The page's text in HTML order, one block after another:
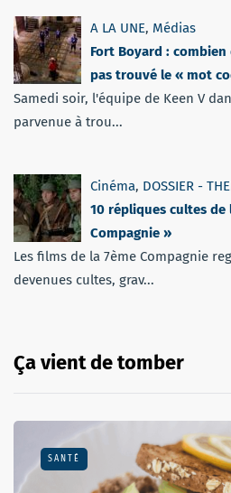
A LA UNE, Médias
Fort Boyard :
pas trouvé le « mot
Samedi soir, l'équipe de Keen V
parvenue à trou...
Cinéma, DOSSIER -
10 répliques cultes de
Compagnie »
Les films de la 7ème Compagnie
devenues cultes, grav...
Ça vient de tomber
SANTÉ